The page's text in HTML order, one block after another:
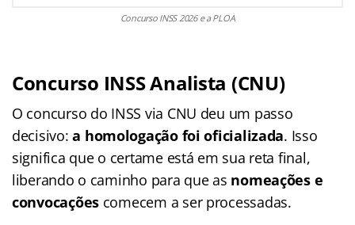
Concurso INSS 2026 e a PLOA
Concurso INSS Analista (CNU)
O concurso do INSS via CNU deu um passo
decisivo:a homologação foi oficializada. Isso
significa que o certame está em sua reta final,
liberando o caminho para que as nomeações e
convocações comecem a ser processadas.